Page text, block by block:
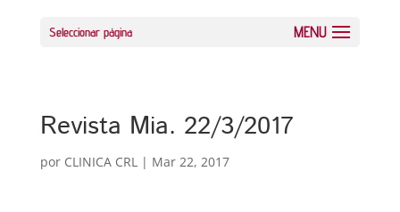
Seleccionar página
Revista Mia. 22/3/2017
por CLINICA CRL| Mar 22, 2017